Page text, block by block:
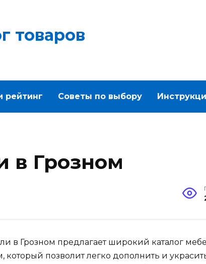
товаров
рейтинг Советы по выбору
в Грозном
в Грозном предлагает широкий каталог
который позволит легко дополнить и